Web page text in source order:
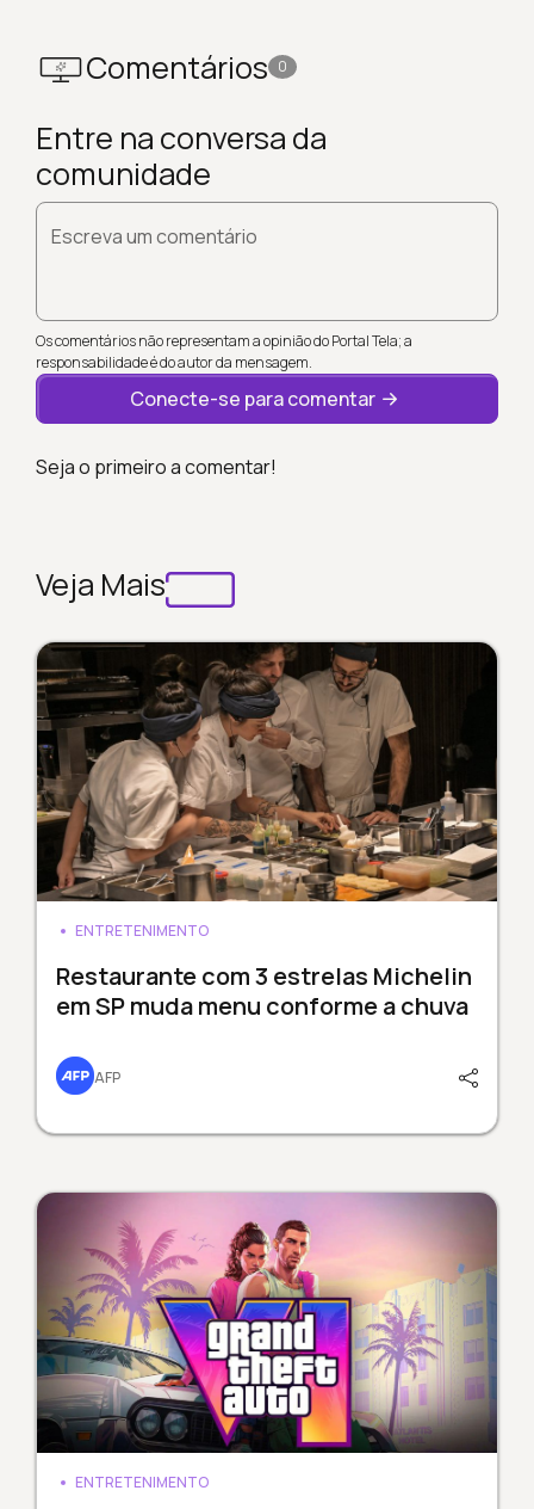
Comentários 0
Entre na conversa da
comunidade
Escreva um comentário
Os comentários não representam a opinião do Portal Tela; a
responsabilidade é do autor da mensagem.
Conecte-se para comentar
Seja o primeiro a comentar!
Veja Mais
ENTRETENIMENTO
Restaurante com 3 estrelas Michelin
em SP muda menu conforme a chuva
AFP
ENTRETENIMENTO